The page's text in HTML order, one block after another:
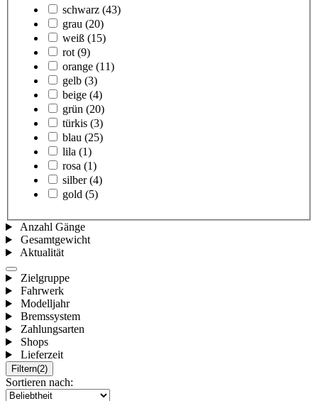
schwarz (43)
grau (20)
weiß (15)
rot (9)
orange (11)
gelb (3)
beige (4)
grün (20)
türkis (3)
blau (25)
lila (1)
rosa (1)
silber (4)
gold (5)
Anzahl Gänge
Gesamtgewicht
Aktualität
Zielgruppe
Fahrwerk
Modelljahr
Bremssystem
Zahlungsarten
Shops
Lieferzeit
Filtern(2)
Sortieren nach: